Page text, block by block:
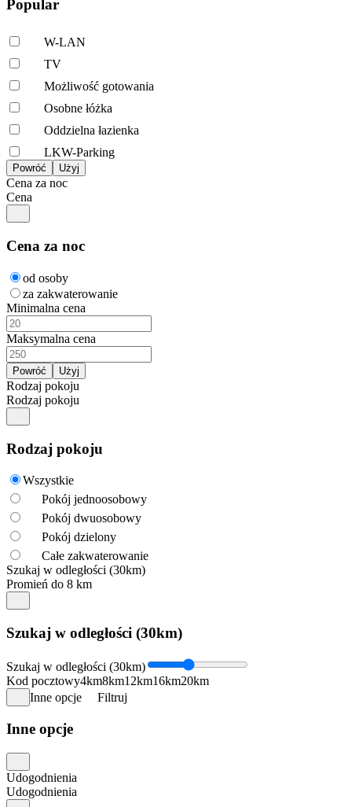
Popular
W-LAN
TV
Możliwość gotowania
Osobne łóżka
Oddzielna łazienka
LKW-Parking
Cena za noc
Cena
Cena za noc
od osoby
za zakwaterowanie
Minimalna cena
Maksymalna cena
Rodzaj pokoju
Rodzaj pokoju
Rodzaj pokoju
Wszystkie
Pokój jednoosobowy
Pokój dwuosobowy
Pokój dzielony
Całe zakwaterowanie
Szukaj w odległości (30km)
Promień do 8 km
Szukaj w odległości (30km)
Szukaj w odległości (30km)
Kod pocztowy4km8km12km16km20km
Inne opcje
Filtruj
Inne opcje
Udogodnienia
Udogodnienia